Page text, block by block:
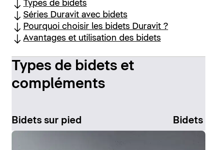
Types de bidets
Séries Duravit avec bidets
Pourquoi choisir les bidets Duravit ?
Avantages et utilisation des bidets
Types de bidets et
compléments
Bidets sur pied Bidets